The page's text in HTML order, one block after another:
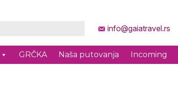
info@gaiatravel.rs
GRČKA Naša putovanja Incoming